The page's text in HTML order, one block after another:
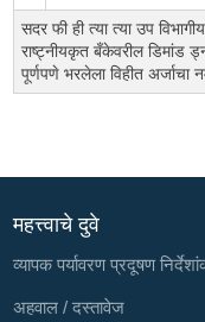
सदर फी ही त्या त्या उप
राष्ट्नीयकृत बँकेवरील डिमांड
पूर्णपणे भरलेला विहीत अर्जाचा
महत्त्वाचे दुवे
व्यापक पर्यावरण प्रदूषण
अहवाल / दस्तावेज